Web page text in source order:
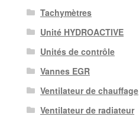
Tachymètres
Unité HYDROACTIVE
Unités de contrôle
Vannes EGR
Ventilateur de chauffage
Ventilateur de radiateur